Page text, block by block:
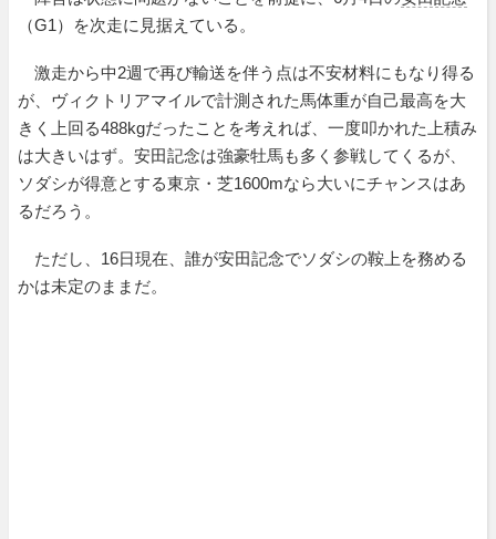
（G1）を次走に見据えている。
激走から中2週で再び輸送を伴う点は不安材料にもなり得る
が、ヴィクトリアマイルで計測された馬体重が自己最高を大
きく上回る488kgだったことを考えれば、一度叩かれた上積み
は大きいはず。安田記念は強豪牡馬も多く参戦してくるが、
ソダシが得意とする東京・芝1600mなら大いにチャンスはあ
るだろう。
ただし、16日現在、誰が安田記念でソダシの鞍上を務める
かは未定のままだ。